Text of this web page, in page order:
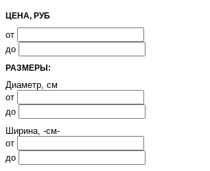
ЦЕНА, РУБ
от
до
РАЗМЕРЫ:
Диаметр, см
от
до
Ширина, -см-
от
до